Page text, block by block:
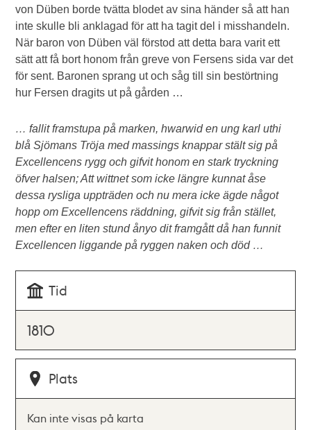
von Düben borde tvätta blodet av sina händer så att han
inte skulle bli anklagad för att ha tagit del i misshandeln.
När baron von Düben väl förstod att detta bara varit ett
sätt att få bort honom från greve von Fersens sida var det
för sent. Baronen sprang ut och såg till sin bestörtning
hur Fersen dragits ut på gården …
… fallit framstupa på marken, hwarwid en ung karl uthi
blå Sjömans Tröja med massings knappar stält sig på
Excellencens rygg och gifvit honom en stark tryckning
öfver halsen; Att wittnet som icke längre kunnat åse
dessa rysliga uppträden och nu mera icke ägde något
hopp om Excellencens räddning, gifvit sig från stället,
men efter en liten stund ånyo dit framgått då han funnit
Excellencen liggande på ryggen naken och död …
Tid
1810
Plats
Kan inte visas på karta